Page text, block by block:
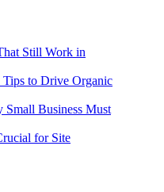
Still Work in
to Drive Organic
Small Business Must
for Site